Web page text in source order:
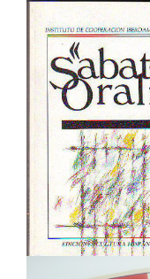
Informática
Literatura fantástica
Literatura
Local
Mafia y espionaje
Matemáticas
Medicina